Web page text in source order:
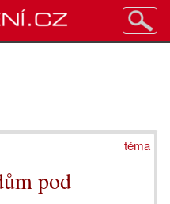
téma
pod